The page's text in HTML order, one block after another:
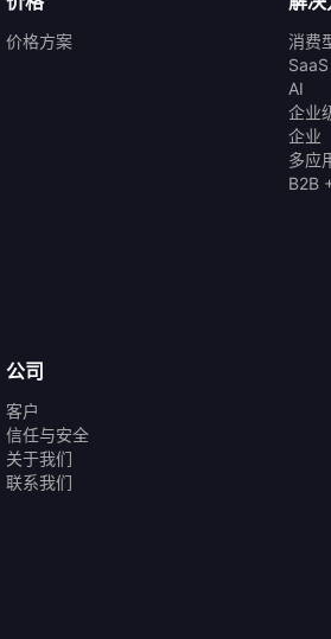
价格方案
消费
AI
企业
企业
多应
B2B
公司
客户
信任与安全
关于我们
联系我们